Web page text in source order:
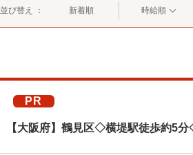
並び替え ： 新着順 時給順
PR
【大阪府】鶴見区◇横堤駅徒歩約5